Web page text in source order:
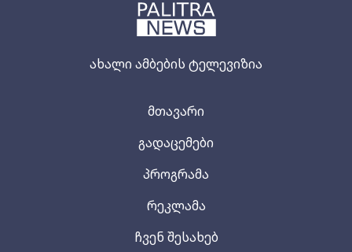
ახალი ამბების ტელევიზია
მთავარი
გადაცემები
პროგრამა
რეკლამა
ჩვენ შესახებ